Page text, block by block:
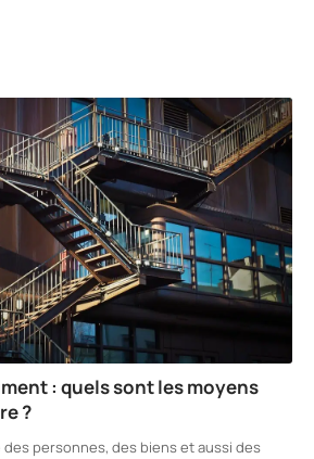
: quels sont les moyens
?
des personnes, des biens et aussi des